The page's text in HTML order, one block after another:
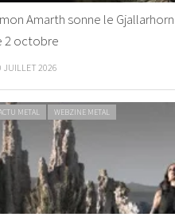
Amarth sonne le
2 octobre
JUILLET 2026
METAL WEBZINE METAL